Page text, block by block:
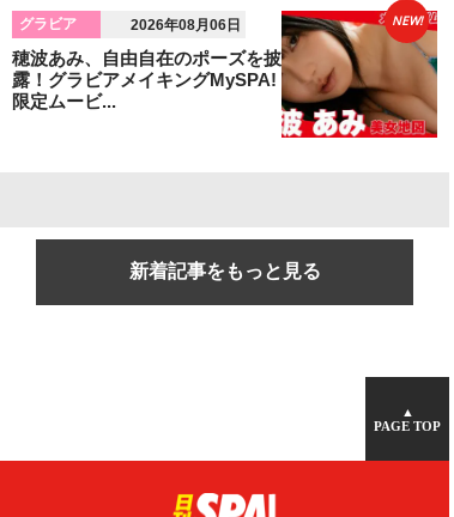
グラビア 2026年08月06日
穂波あみ、自由自在のポーズを披
露！グラビアメイキングMySPA!
限定ムービ...
NEW!
新着記事をもっと見る
▲
PAGE TOP